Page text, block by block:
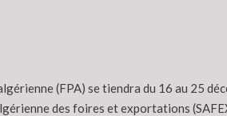
(FPA) se tiendra du 16 au 25
des foires et exportations